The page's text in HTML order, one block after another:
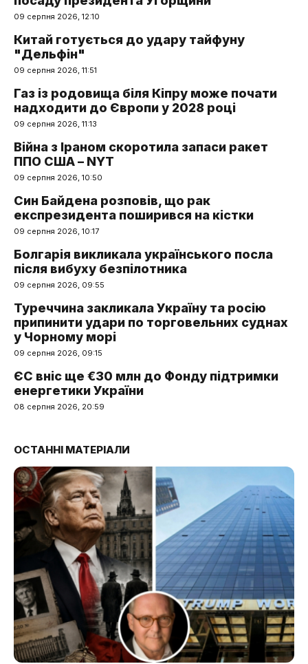
09 серпня 2026, 12:10
Китай готується до удару тайфуну
"Дельфін"
09 серпня 2026, 11:51
Газ із родовища біля Кіпру може почати
надходити до Європи у 2028 році
09 серпня 2026, 11:13
Війна з Іраном скоротила запаси ракет
ППО США – NYT
09 серпня 2026, 10:50
Син Байдена розповів, що рак
експрезидента поширився на кістки
09 серпня 2026, 10:17
Болгарія викликала українського посла
після вибуху безпілотника
09 серпня 2026, 09:55
Туреччина закликала Україну та росію
припинити удари по торговельних суднах
у Чорному морі
09 серпня 2026, 09:15
ЄС вніс ще €30 млн до Фонду підтримки
енергетики України
08 серпня 2026, 20:59
ОСТАННІ МАТЕРІАЛИ